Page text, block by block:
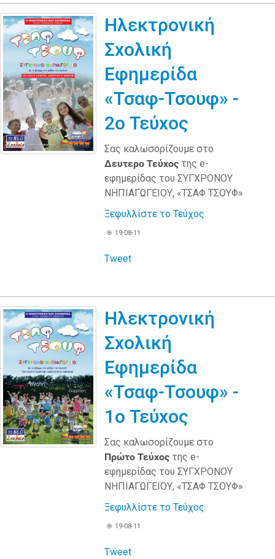
Ηλεκτρονική
Σχολική
Εφημερίδα
«Τσαφ-Τσουφ» -
2ο Τεύχος
Σας καλωσορίζουμε στο
Δευτερο Τεύχοςτης e-
εφημερίδας του ΣΥΓΧΡΟΝΟΥ
ΝΗΠΙΑΓΩΓΕΙΟΥ, «ΤΣΑΦ ΤΣΟΥΦ»
Ξεφυλλίστε το Τεύχος
19-08-11
Tweet
Ηλεκτρονική
Σχολική
Εφημερίδα
«Τσαφ-Τσουφ» -
1ο Τεύχος
Σας καλωσορίζουμε στο
Πρώτο Τεύχοςτης e-
εφημερίδας του ΣΥΓΧΡΟΝΟΥ
ΝΗΠΙΑΓΩΓΕΙΟΥ, «ΤΣΑΦ ΤΣΟΥΦ»
Ξεφυλλίστε το Τεύχος
19-08-11
Tweet